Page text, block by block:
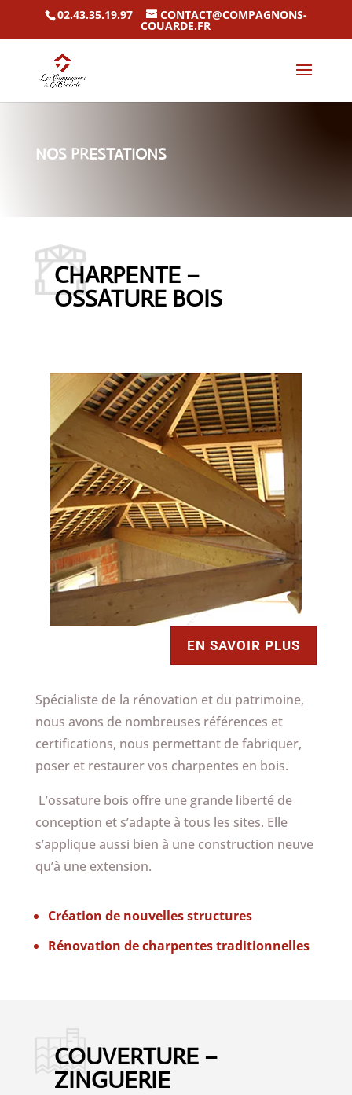
02.43.35.19.97 CONTACT@COMPAGNONS-
COUARDE.FR
NOS PRESTATIONS
CHARPENTE –
OSSATURE BOIS
EN SAVOIR PLUS
Spécialiste de la rénovation et du patrimoine,
nous avons de nombreuses références et
certifications, nous permettant de fabriquer,
poser et restaurer vos charpentes en bois.
L’ossature bois offre une grande liberté de
conception et s’adapte à tous les sites. Elle
s’applique aussi bien à une construction neuve
qu’à une extension.
Création de nouvelles structures
Rénovation de charpentes traditionnelles
COUVERTURE –
ZINGUERIE